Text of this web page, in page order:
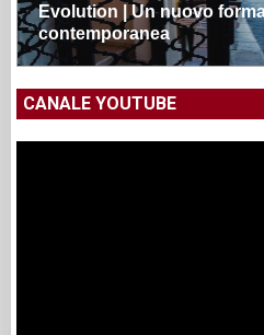
Evolution | Un nuovo
contemporanea
CANALE YOUTUBE